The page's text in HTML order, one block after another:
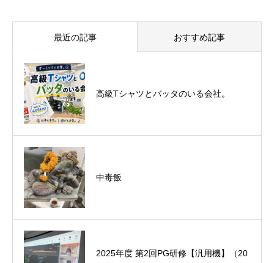
最近の記事 おすすめ記事
高級Tシャツとバッタのいる会社。
中毒飯
2025年度 第2回PG研修【汎用機】（20
た！（秋保温泉）
オーミック2022年4月入社式